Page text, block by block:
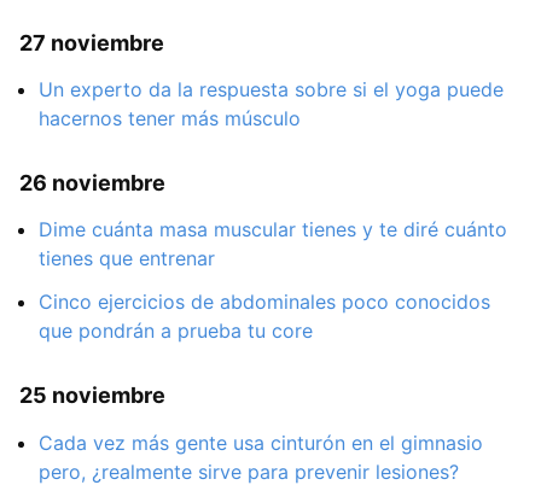
27 noviembre
Un experto da la respuesta sobre si el yoga puede
hacernos tener más músculo
26 noviembre
Dime cuánta masa muscular tienes y te diré cuánto
tienes que entrenar
Cinco ejercicios de abdominales poco conocidos
que pondrán a prueba tu core
25 noviembre
Cada vez más gente usa cinturón en el gimnasio
pero, ¿realmente sirve para prevenir lesiones?